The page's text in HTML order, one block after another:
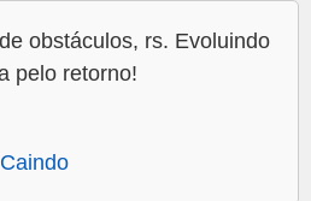
obstáculos, rs. Evoluindo
pelo retorno!